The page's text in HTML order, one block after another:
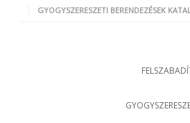
GYOGYSZERESZETI BERENDEZÉSEK